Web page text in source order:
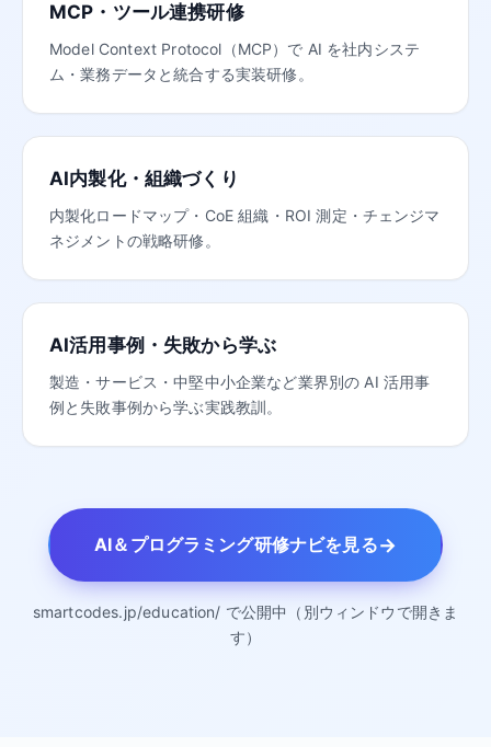
MCP・ツール連携研修
Model Context Protocol（MCP）で AI を社内システ
ム・業務データと統合する実装研修。
AI内製化・組織づくり
内製化ロードマップ・CoE 組織・ROI 測定・チェンジマ
ネジメントの戦略研修。
AI活用事例・失敗から学ぶ
製造・サービス・中堅中小企業など業界別の AI 活用事
例と失敗事例から学ぶ実践教訓。
AI＆プログラミング研修ナビを見る→
smartcodes.jp/education/ で公開中（別ウィンドウで開きま
す）